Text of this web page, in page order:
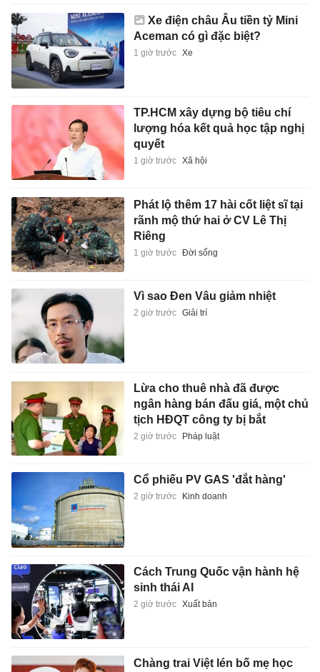
Xe điện châu Âu tiền tỷ Mini
Aceman có gì đặc biệt?
1 giờ trước Xe
TP.HCM xây dựng bộ tiêu chí
lượng hóa kết quả học tập nghị
quyết
1 giờ trước Xã hội
Phát lộ thêm 17 hài cốt liệt sĩ tại
rãnh mộ thứ hai ở CV Lê Thị
Riêng
1 giờ trước Đời sống
Vì sao Đen Vâu giảm nhiệt
2 giờ trước Giải trí
Lừa cho thuê nhà đã được
ngân hàng bán đấu giá, một chủ
tịch HĐQT công ty bị bắt
2 giờ trước Pháp luật
Cổ phiếu PV GAS 'đắt hàng'
2 giờ trước Kinh doanh
Cách Trung Quốc vận hành hệ
sinh thái AI
2 giờ trước Xuất bản
Chàng trai Việt lén bố mẹ học